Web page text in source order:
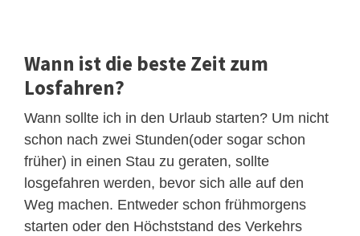
Wann ist die beste Zeit zum
Losfahren?
Wann sollte ich in den Urlaub starten? Um nicht
schon nach zwei Stunden(oder sogar schon
früher) in einen Stau zu geraten, sollte
losgefahren werden, bevor sich alle auf den
Weg machen. Entweder schon frühmorgens
starten oder den Höchststand des Verkehrs